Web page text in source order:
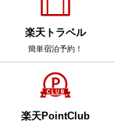
楽天トラベル
簡単宿泊予約！
楽天PointClub